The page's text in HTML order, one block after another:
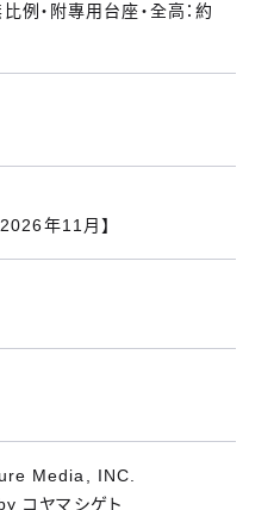
例・附專用台座・全高：約
2026年11月】
Media, INC.
コヤマシゲト